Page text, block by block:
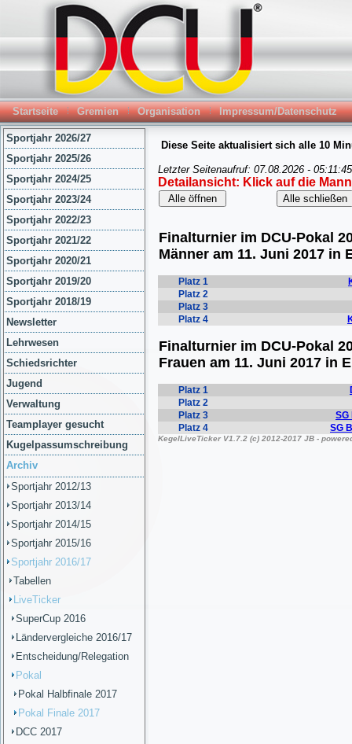
Startseite Gremien Organisation Impressum/Datenschutz
Sportjahr 2026/27
Sportjahr 2025/26
Sportjahr 2024/25
Sportjahr 2023/24
Sportjahr 2022/23
Sportjahr 2021/22
Sportjahr 2020/21
Sportjahr 2019/20
Sportjahr 2018/19
Newsletter
Lehrwesen
Schiedsrichter
Jugend
Verwaltung
Teamplayer gesucht
Kugelpassumschreibung
Archiv
Sportjahr 2012/13
Sportjahr 2013/14
Sportjahr 2014/15
Sportjahr 2015/16
Sportjahr 2016/17
Tabellen
LiveTicker
SuperCup 2016
Ländervergleiche 2016/17
Entscheidung/Relegation
Pokal
Pokal Halbfinale 2017
Pokal Finale 2017
DCC 2017